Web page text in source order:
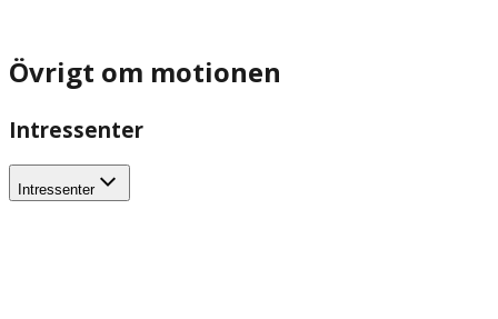
Övrigt om motionen
Intressenter
Intressenter